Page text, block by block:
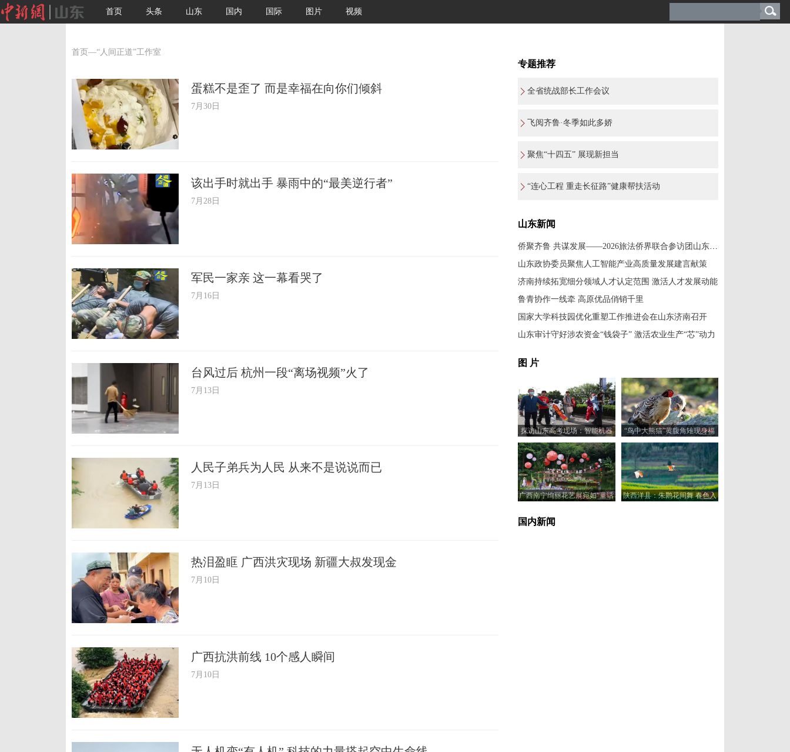
首页 头条 山东 国内 国际 图片 视频
首页 —“人间正道”工作室
蛋糕不是歪了 而是幸福在向你们倾斜
7月30日
该出手时就出手 暴雨中的“最美逆行者”
7月28日
军民一家亲 这一幕看哭了
7月16日
台风过后 杭州一段“离场视频”火了
7月13日
人民子弟兵为人民 从来不是说说而已
7月13日
热泪盈眶 广西洪灾现场 新疆大叔发现金
7月10日
广西抗洪前线 10个感人瞬间
7月10日
专题推荐
全省统战部长工作会议
飞阅齐鲁·冬季如此多娇
聚焦“十四五” 展现新担当
“连心工程 重走长征路”健康帮扶活动
山东新闻
侨聚齐鲁 共谋发展——2026旅法侨界联合参访团山东考察活动侧记
山东政协委员聚焦人工智能产业高质量发展建言献策
济南持续拓宽细分领域人才认定范围 激活人才发展动能
鲁青协作一线牵 高原优品俏销千里
国家大学科技园优化重塑工作推进会在山东济南召开
山东审计守好涉农资金“钱袋子” 激活农业生产“芯”动力
图 片
探访山东高考现场：智能机器
人“趣味护考”
“鸟中大熊猫”黄腹角雉现身福
建建瓯
广西南宁绚丽花艺展宛如“童话
陕西洋县：朱鹮花间舞 春色入
国内新闻